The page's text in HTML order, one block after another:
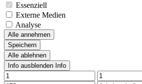
Essenziell
Externe Medien
Analyse
Alle annehmen
Speichern
Alle ablehnen
Info ausblenden Info